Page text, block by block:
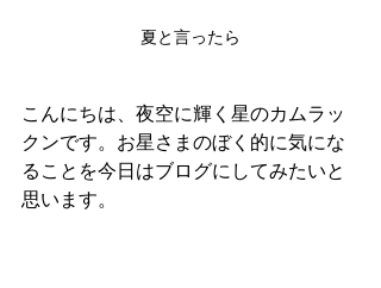
夏と言ったら
こんにちは、夜空に輝く星のカムラッ
クンです。お星さまのぼく的に気にな
ることを今日はブログにしてみたいと
思います。